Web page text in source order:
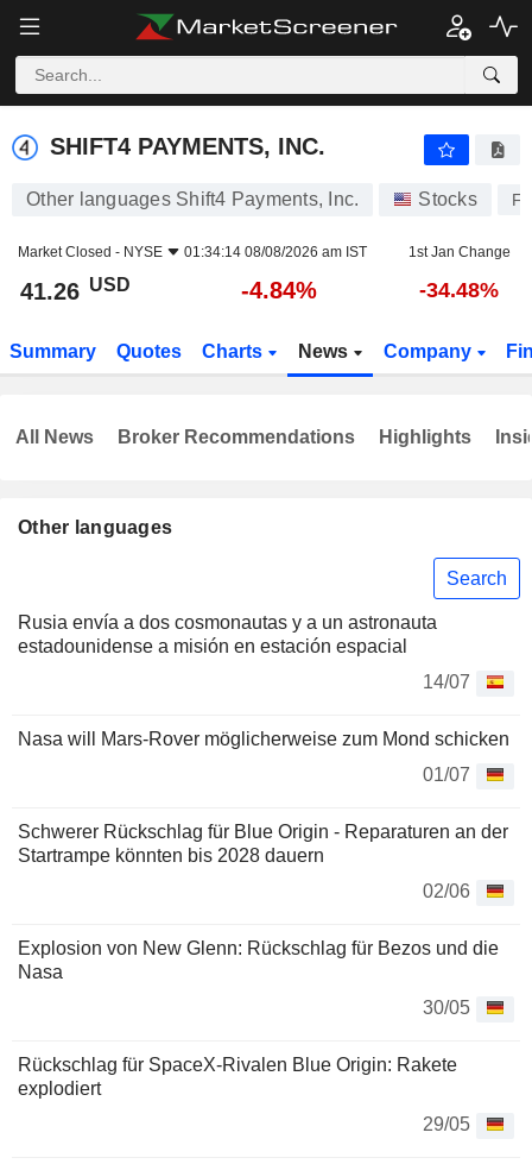
SHIFT4 PAYMENTS, INC.
SHIFT4 PAYMENTS, INC.
Other languages Shift4 Payments, Inc. Stocks
Market Closed - NYSE 01:34:14 08/08/2026 am IST 1st Jan Change
41.26 USD -4.84% -34.48%
Summary Quotes Charts News Company
Other languages
Search
Rusia envía a dos cosmonautas y a un astronauta
estadounidense a misión en estación espacial
14/07
Nasa will Mars-Rover möglicherweise zum Mond schicken
01/07
Schwerer Rückschlag für Blue Origin - Reparaturen an der
Startrampe könnten bis 2028 dauern
02/06
Explosion von New Glenn: Rückschlag für Bezos und die
Nasa
30/05
Rückschlag für SpaceX-Rivalen Blue Origin: Rakete
explodiert
29/05
All News Broker Recommendations Highlights